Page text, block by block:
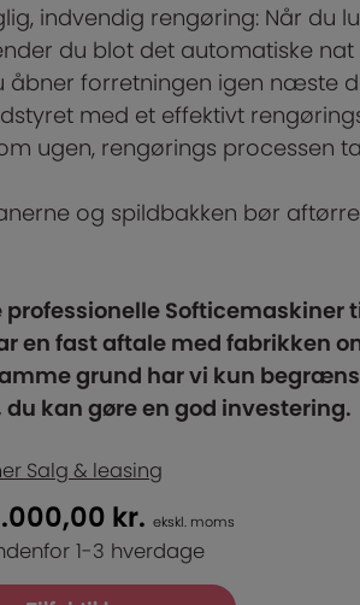
indvendig rengøring: Når du
du blot det automatiske nat
åbner forretningen igen næste
med et effektivt
ugen, rengørings processen
og spildbakken bør
Softicemaskiner
en fast aftale med fabrikken
grund har vi kun
kan gøre en god investering.
Salg & leasing
kr. ekskl. moms
1-3 hverdage